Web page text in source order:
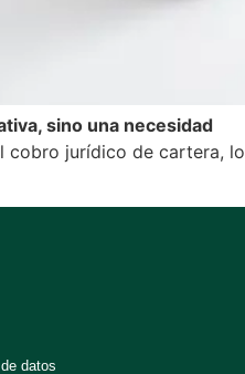
sino una necesidad
cobro jurídico de cartera, lo
datos